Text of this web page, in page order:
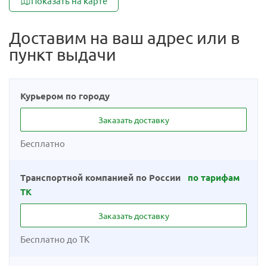
Доставим на ваш адрес или в
пункт выдачи
Курьером по городу
Бесплатно
Заказать доставку
Транспортной компанией по России
по тарифам
ТК
Бесплатно до ТК
Заказать доставку